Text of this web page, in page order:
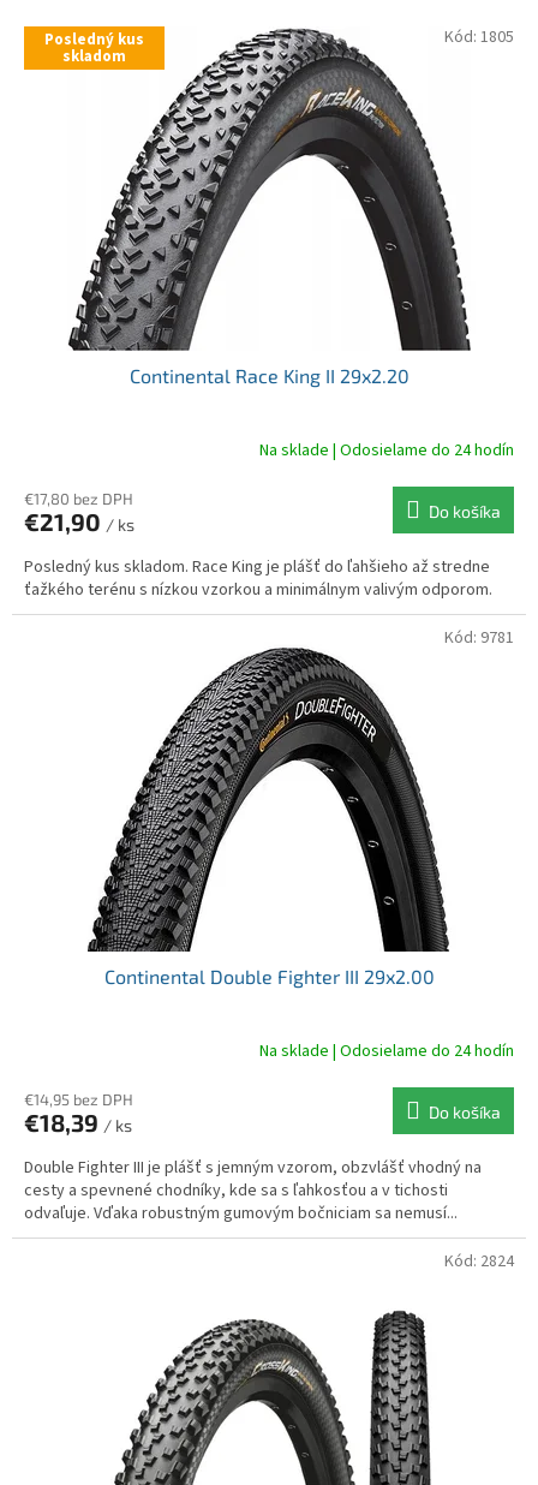
V
p
Posledný kus
skladom
Continental Race King II 29x2.20
Na sklade | Odosielame do 24 hodín
€17,80 bez DPH
€21,90 / ks
Do košíka
Posledný kus skladom. Race King je plášť do ľahšieho až stredne
ťažkého terénu s nízkou vzorkou a minimálnym valivým odporom.
Kód: 1805
Continental Double Fighter III 29x2.00
Na sklade | Odosielame do 24 hodín
€14,95 bez DPH
€18,39 / ks
Do košíka
Double Fighter III je plášť s jemným vzorom, obzvlášť vhodný na
cesty a spevnené chodníky, kde sa s ľahkosťou a v tichosti
odvaľuje. Vďaka robustným gumovým bočniciam sa nemusí...
Kód: 9781
Kód: 2824